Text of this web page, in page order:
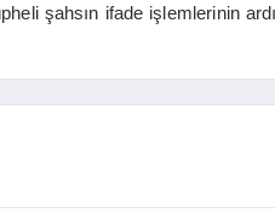
şahsın ifade işlemlerinin